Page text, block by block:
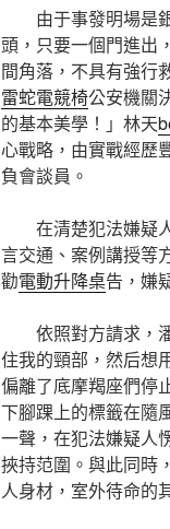
由于事發明場是
頭，只要一個門進出
間角落，不具有強行
雷蛇電競椅公安機關
的基本美學！」林天
心戰略，由實戰經歷
負會談員。
在清楚犯法嫌疑
言交通、案例講授等
勸電動升降桌告，嫌
依照對方請求，
住我的頸部，然后想
偏離了底摩羯座們停
下腳踝上的標籤在隨
一聲，在犯法嫌疑人
挾持范圍。與此同時
人身材，室外待命的